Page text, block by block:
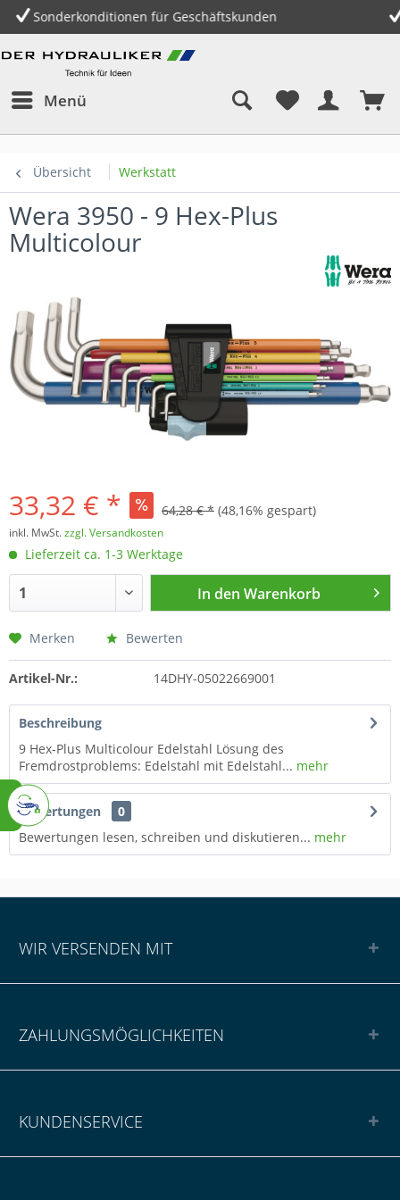
für Geschäftskunden Gratis Versand
Menü
Übersicht Werkstatt
Wera 3950 - 9 Hex-Plus
Multicolour
33,32 € * 64,28 € * (48,16% gespart)
inkl. MwSt.zzgl. Versandkosten
Lieferzeit ca. 1-3 Werktage
In den Warenkorb
Merken Bewerten
Artikel-Nr.: 14DHY-05022669001
Beschreibung
9 Hex-Plus Multicolour Edelstahl Lösung des
Fremdrostproblems: Edelstahl mit Edelstahl... mehr
Bewertungen
0
Bewertungen lesen, schreiben und diskutieren... mehr
WIR VERSENDEN MIT
ZAHLUNGSMÖGLICHKEITEN
KUNDENSERVICE